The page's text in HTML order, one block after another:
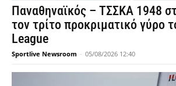
Παναθηναϊκός – ΤΣΣΚΑ 1948
τον τρίτο προκριματικό γύρο
League
Sportlive Newsroom - 05/08/2026 12:40